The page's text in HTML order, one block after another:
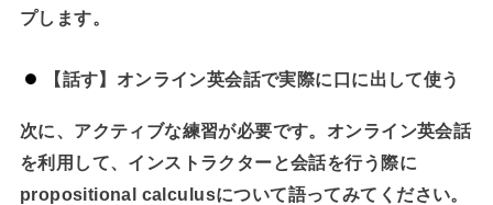
プします。
【話す】オンライン英会話で実際に口に出して使う
次に、アクティブな練習が必要です。オンライン英会話
を利用して、インストラクターと会話を行う際に
propositional calculusについて語ってみてください。